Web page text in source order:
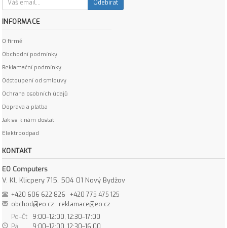
Odebírat
INFORMACE
O firmě
Obchodní podmínky
Reklamační podmínky
Odstoupení od smlouvy
Ochrana osobních údajů
Doprava a platba
Jak se k nám dostat
Elektroodpad
KONTAKT
EO Computers
V. Kl. Klicpery 715, 504 01 Nový Bydžov
+420 606 622 826
+420 775 475 125
obchod@eo.cz
reklamace@eo.cz
Po–Čt
9:00–12:00, 12:30–17:00